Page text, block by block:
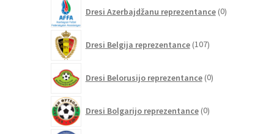
Dresi Azerbajdžanu reprezentance 0izdelkov
Dresi Belgija reprezentance 107izdelkov
Dresi Belorusijo reprezentance 0izdelkov
Dresi Bolgarijo reprezentance 0izdelkov